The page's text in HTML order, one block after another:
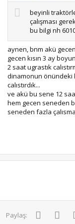
beyinli
çalışması
bu bilgi nh
aynen, bnm akü
gecen kısın 3 ay
2 saat ugrastık
dinamonun önündeki
calıstırdık...
ve akü bu sene 12
hem gecen seneden
seneden fazla
Paylaş: Facebook